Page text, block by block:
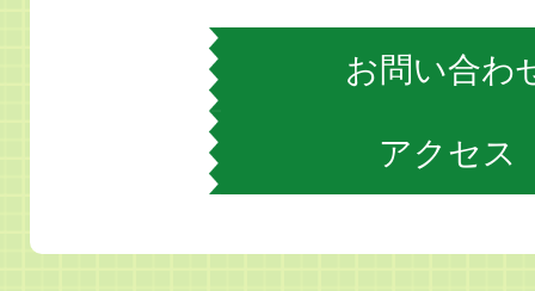
お問い合わ
アクセス